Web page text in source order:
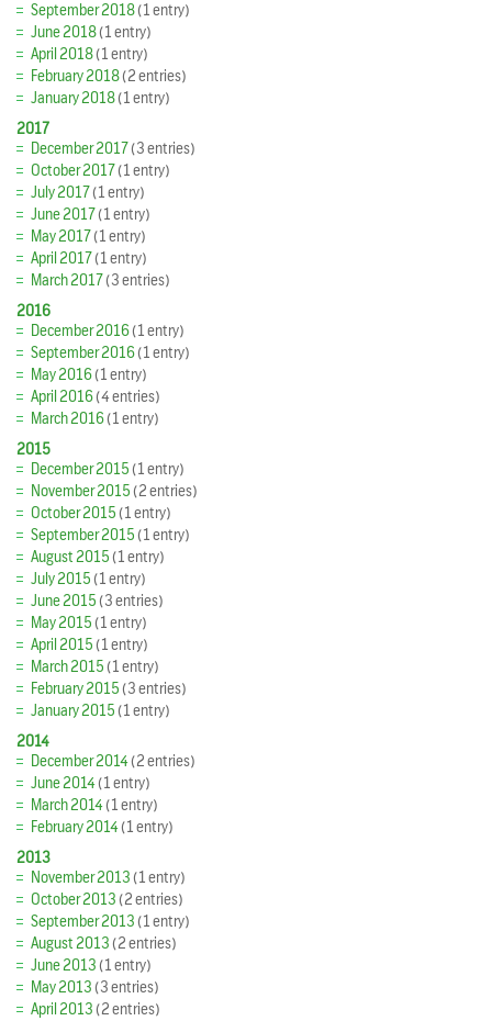
September 2018(1 entry)
June 2018(1 entry)
April 2018(1 entry)
February 2018(2 entries)
January 2018(1 entry)
2017
December 2017(3 entries)
October 2017(1 entry)
July 2017(1 entry)
June 2017(1 entry)
May 2017(1 entry)
April 2017(1 entry)
March 2017(3 entries)
2016
December 2016(1 entry)
September 2016(1 entry)
May 2016(1 entry)
April 2016(4 entries)
March 2016(1 entry)
2015
December 2015(1 entry)
November 2015(2 entries)
October 2015(1 entry)
September 2015(1 entry)
August 2015(1 entry)
July 2015(1 entry)
June 2015(3 entries)
May 2015(1 entry)
April 2015(1 entry)
March 2015(1 entry)
February 2015(3 entries)
January 2015(1 entry)
2014
December 2014(2 entries)
June 2014(1 entry)
March 2014(1 entry)
February 2014(1 entry)
2013
November 2013(1 entry)
October 2013(2 entries)
September 2013(1 entry)
August 2013(2 entries)
June 2013(1 entry)
May 2013(3 entries)
April 2013(2 entries)